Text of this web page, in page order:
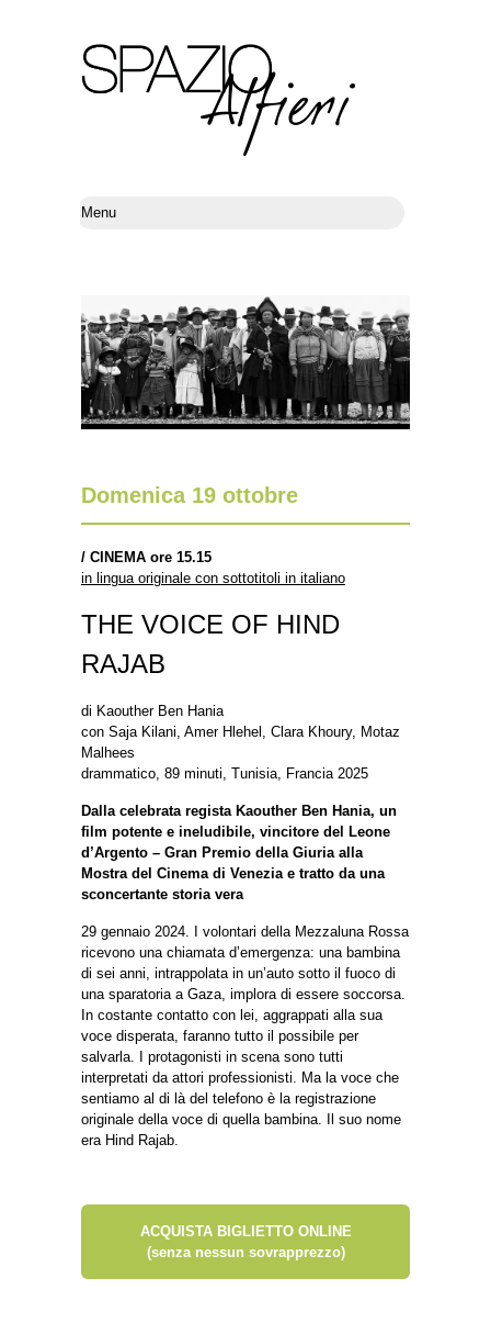
Domenica 19 ottobre
/ CINEMA ore 15.15
in lingua originale con sottotitoli in italiano
THE VOICE OF HIND
RAJAB
di Kaouther Ben Hania
con Saja Kilani, Amer Hlehel, Clara Khoury, Motaz
Malhees
drammatico, 89 minuti, Tunisia, Francia 2025
Dalla celebrata regista Kaouther Ben Hania, un
film potente e ineludibile, vincitore del Leone
d’Argento – Gran Premio della Giuria alla
Mostra del Cinema di Venezia e tratto da una
sconcertante storia vera
29 gennaio 2024. I volontari della Mezzaluna Rossa
ricevono una chiamata d’emergenza: una bambina
di sei anni, intrappolata in un’auto sotto il fuoco di
una sparatoria a Gaza, implora di essere soccorsa.
In costante contatto con lei, aggrappati alla sua
voce disperata, faranno tutto il possibile per
salvarla. I protagonisti in scena sono tutti
interpretati da attori professionisti. Ma la voce che
sentiamo al di là del telefono è la registrazione
originale della voce di quella bambina. Il suo nome
era Hind Rajab.
ACQUISTA BIGLIETTO ONLINE
(senza nessun sovrapprezzo)